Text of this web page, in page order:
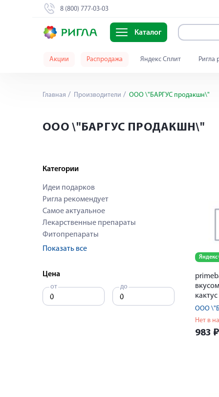
8 (800) 777-03-03
Каталог
Акции Распродажа Яндекс Сплит Ригла
Главная Производители ООО \"БАРГУС продакшн\"
ООО \"БАРГУС ПРОДАКШН\"
Категории
Идеи подарков
Ригла рекомендует
Самое актуальное
Лекарственные препараты
Фитопрепараты
Показать все
Цена
от до
Яндекс
ООО
Нет в
983 ₽